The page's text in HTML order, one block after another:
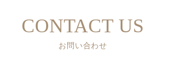
CONTACT US
お問い合わせ